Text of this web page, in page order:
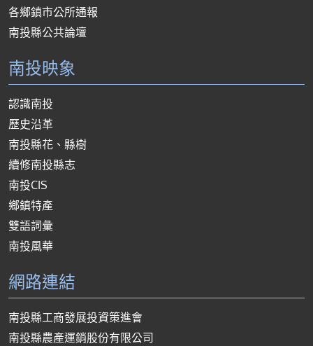
各鄉鎮市公所通報
南投縣公共論壇
南投映象
認識南投
歷史沿革
南投縣花、縣樹
續修南投縣志
南投CIS
鄉鎮特產
雙語詞彙
南投風華
網路連結
南投縣工商發展投資策進會
南投縣農產運銷股份有限公司